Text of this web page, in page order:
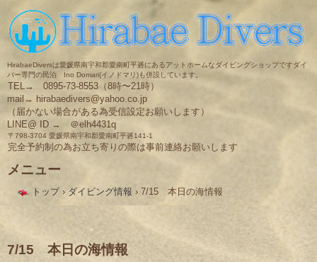
HirabaeDiversは愛媛県南宇和郡愛南町平碆にあるアットホームなダイビングショップですダイ
バー専門の民泊 Ino Domari(イノドマリ)も併設しています。
TEL→ 0895-73-8553（8時〜21時）
mail→ hirabaedivers@yahoo.co.jp
（届かない場合がある為受信設定お願いします）
LINE@ ID → ＠elh4431q
〒798-3704 愛媛県南宇和郡愛南町平碆141-1
完全予約制の為お立ち寄りの際は事前連絡お願いします
メニュー
へ
ス
トップ › ダイビング情報 › 7/15 本日の海情報
7/15 本日の海情報